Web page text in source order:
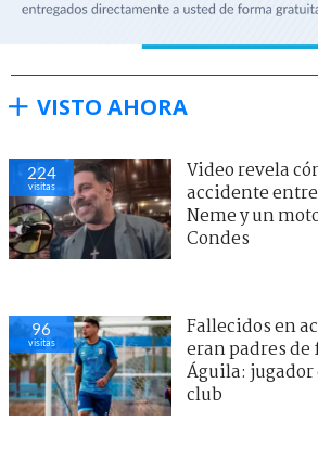
VISTO AHORA
224
visitas
Video revela
accidente
Neme y un
Condes
96
visitas
Fallecidos en
eran padres
Águila: jugador
club